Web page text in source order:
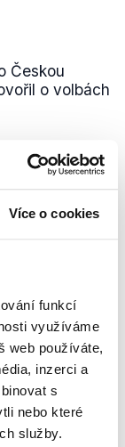
Více o cookies
funkcí
využíváme
web používáte,
inzerci a
s
nebo které
služby.
Českou
o volbách
a analýz.
tak
a